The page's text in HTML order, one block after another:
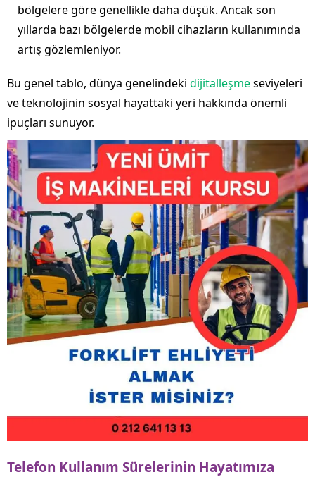
bölgelere göre genellikle daha düşük. Ancak son
yıllarda bazı bölgelerde mobil cihazların kullanımında
artış gözlemleniyor.
Bu genel tablo, dünya genelindeki dijitalleşmeseviyeleri
ve teknolojinin sosyal hayattaki yeri hakkında önemli
ipuçları sunuyor.
Telefon Kullanım Sürelerinin Hayatımıza